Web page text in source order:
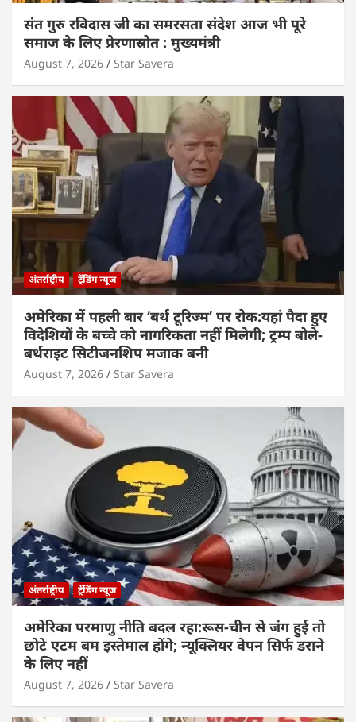
संत गुरु रविदास जी का समरसता संदेश आज भी पूरे
समाज के लिए प्रेरणास्रोत : मुख्यमंत्री
August 7, 2026 Star Savera
अंतर्राष्ट्रीय ट्रेंडिंग न्यूज
अमेरिका में पहली बार ‘बर्थ टूरिज्म’ पर रोक:यहां पैदा हुए
विदेशियों के बच्चे को नागरिकता नहीं मिलेगी; ट्रम्प बोले-
बर्थराइट सिटीजनशिप मजाक बनी
August 7, 2026 Star Savera
अंतर्राष्ट्रीय ट्रेंडिंग न्यूज
अमेरिका परमाणु नीति बदल रहा:रूस-चीन से जंग हुई तो
छोटे एटम बम इस्तेमाल होंगे; न्यूक्लियर वेपन सिर्फ डराने
के लिए नहीं
August 7, 2026 Star Savera